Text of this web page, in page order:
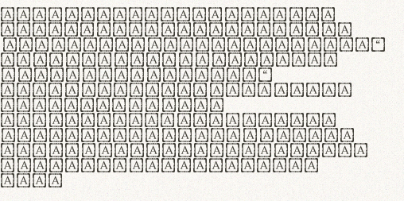
nec purus lacinia,
gantuum artisanalis
ubi materia selecta—
merino, butyrum
vel synthetics—
assuuntur. Duis
irure dolor in
in voluptate
cillum dolore eu
nulla pariatur. Fusce
ut lectus varius